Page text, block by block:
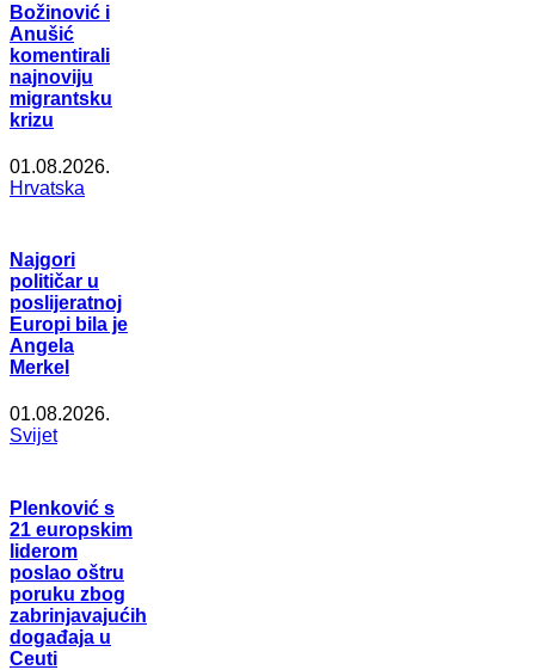
Božinović i
Anušić
komentirali
najnoviju
migrantsku
krizu
01.08.2026.
Hrvatska
Najgori
političar u
poslijeratnoj
Europi bila je
Angela
Merkel
01.08.2026.
Svijet
Plenković s
21 europskim
liderom
poslao oštru
poruku zbog
zabrinjavajućih
događaja u
Ceuti